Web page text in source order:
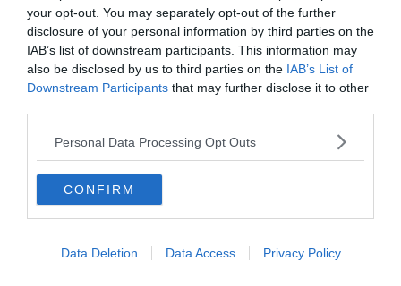
your opt-out. You may separately opt-out of the further
disclosure of your personal information by third parties on the
IAB’s list of downstream participants. This information may
also be disclosed by us to third parties on the IAB’s List of
Downstream Participants that may further disclose it to other
Personal Data Processing Opt Outs
CONFIRM
Data Deletion Data Access Privacy Policy
SPORT
Europei nuoto, Pellacani rientra in Italia
con gli azzurri dei tuffi